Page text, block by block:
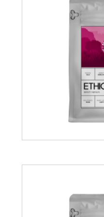
15.00€